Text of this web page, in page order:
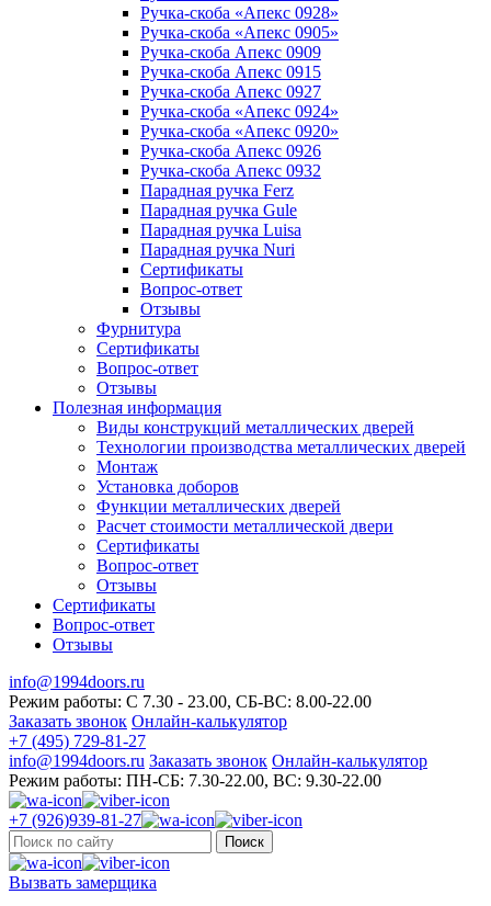
Ручка-скоба «Апекс 0928»
Ручка-скоба «Апекс 0905»
Ручка-скоба Апекс 0909
Ручка-скоба Апекс 0915
Ручка-скоба Апекс 0927
Ручка-скоба «Апекс 0924»
Ручка-скоба «Апекс 0920»
Ручка-скоба Апекс 0926
Ручка-скоба Апекс 0932
Парадная ручка Ferz
Парадная ручка Gule
Парадная ручка Luisa
Парадная ручка Nuri
Сертификаты
Вопрос-ответ
Отзывы
Фурнитура
Сертификаты
Вопрос-ответ
Отзывы
Полезная информация
Виды конструкций металлических дверей
Технологии производства металлических дверей
Монтаж
Установка доборов
Функции металлических дверей
Расчет стоимости металлической двери
Сертификаты
Вопрос-ответ
Отзывы
Сертификаты
Вопрос-ответ
Отзывы
info@1994doors.ru
Режим работы: С 7.30 - 23.00, СБ-ВС: 8.00-22.00
Заказать звонок Онлайн-калькулятор
+7 (495) 729-81-27
info@1994doors.ru Заказать звонок Онлайн-калькулятор
Режим работы: ПН-СБ: 7.30-22.00, ВС: 9.30-22.00
+7 (926)939-81-27
Поиск
Вызвать замерщика